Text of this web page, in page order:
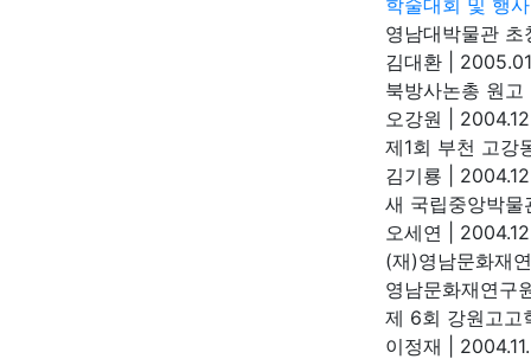
영남대박물관 초
김대환
북방사논총 원고
오강원
제1회 부천 고강
김기룡
새 국립중앙박
오세연
(재)영남문화재
영남문화재연구
제 6회 강원고고
이정재